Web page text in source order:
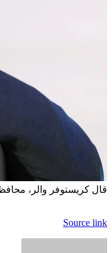
قال كريستوفر والر،
Source link